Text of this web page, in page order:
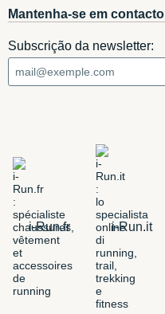
Mantenha-se em contacto
Subscrição da newsletter:
i-Run.fr i-Run.it